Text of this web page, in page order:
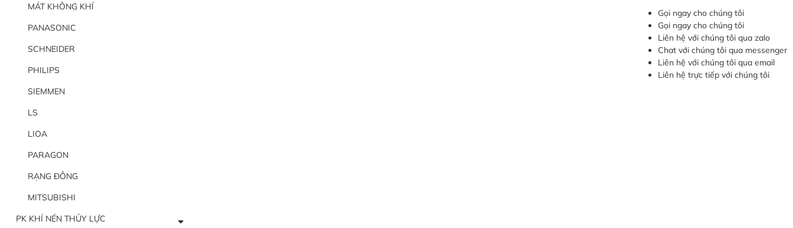
MÁT KHÔNG KHÍ
PANASONIC
SCHNEIDER
PHILIPS
SIEMMEN
LS
LIOA
PARAGON
RẠNG ĐÔNG
MITSUBISHI
PK KHÍ NÉN THỦY LỰC
Gọi ngay cho chúng tôi
Gọi ngay cho chúng tôi
Liên hệ với chúng tôi qua zalo
Chat với chúng tôi qua messenger
Liên hệ với chúng tôi qua email
Liên hệ trực tiếp với chúng tôi